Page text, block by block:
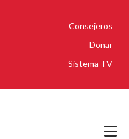
Consejeros
Donar
Sistema TV